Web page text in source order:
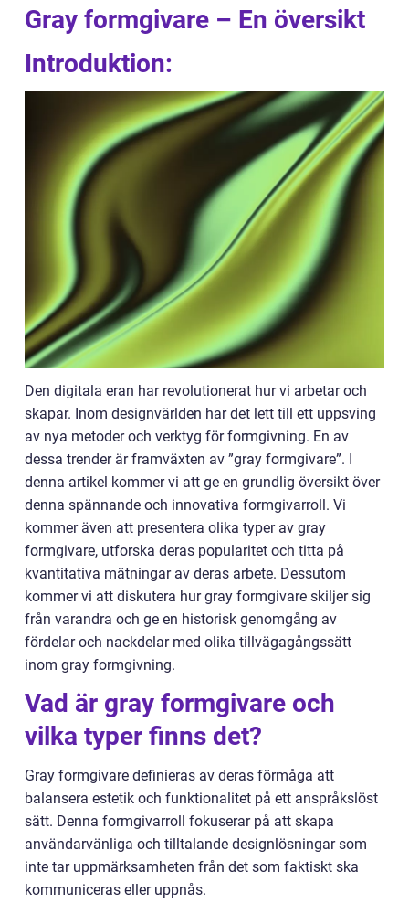
Gray formgivare – En översikt
Introduktion:
Den digitala eran har revolutionerat hur vi arbetar och
skapar. Inom designvärlden har det lett till ett uppsving
av nya metoder och verktyg för formgivning. En av
dessa trender är framväxten av ”gray formgivare”. I
denna artikel kommer vi att ge en grundlig översikt över
denna spännande och innovativa formgivarroll. Vi
kommer även att presentera olika typer av gray
formgivare, utforska deras popularitet och titta på
kvantitativa mätningar av deras arbete. Dessutom
kommer vi att diskutera hur gray formgivare skiljer sig
från varandra och ge en historisk genomgång av
fördelar och nackdelar med olika tillvägagångssätt
inom gray formgivning.
Vad är gray formgivare och
vilka typer finns det?
Gray formgivare definieras av deras förmåga att
balansera estetik och funktionalitet på ett anspråkslöst
sätt. Denna formgivarroll fokuserar på att skapa
användarvänliga och tilltalande designlösningar som
inte tar uppmärksamheten från det som faktiskt ska
kommuniceras eller uppnås.